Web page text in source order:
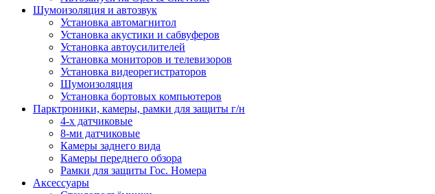
Шумоизоляция и автозвук
Установка автомагнитол
Установка акустики и сабвуферов
Установка автоусилителей
Установка мониторов и телевизоров
Установка видеорегистраторов
Шумоизоляция
Установка бортовых компьютеров
Парктроники, камеры, рамки для защиты г/н
4-х датчиковые
8-ми датчиковые
Камеры заднего вида
Камеры переднего обзора
Рамки для защиты Гос. Номера
Аксессуары